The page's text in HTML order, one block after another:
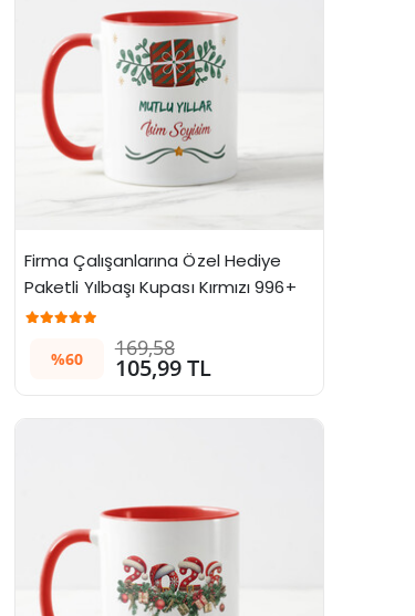
Firma Çalışanlarına Özel Hediye
Paketli Yılbaşı Kupası Kırmızı 996+
Adet
%60 169,58
105,99 TL